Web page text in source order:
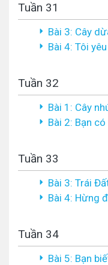
Tuần 31
Bài 3: Cây
Bài 4: Tôi
Tuần 32
Bài 1: Cây
Bài 2: Bạn
Tuần 33
Bài 3: Trái
Bài 4: Hừng
Tuần 34
Bài 5: Bạn